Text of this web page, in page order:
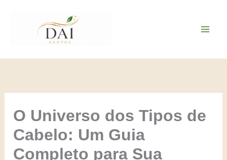
O Universo dos Tipos de
Cabelo: Um Guia
Completo para Sua